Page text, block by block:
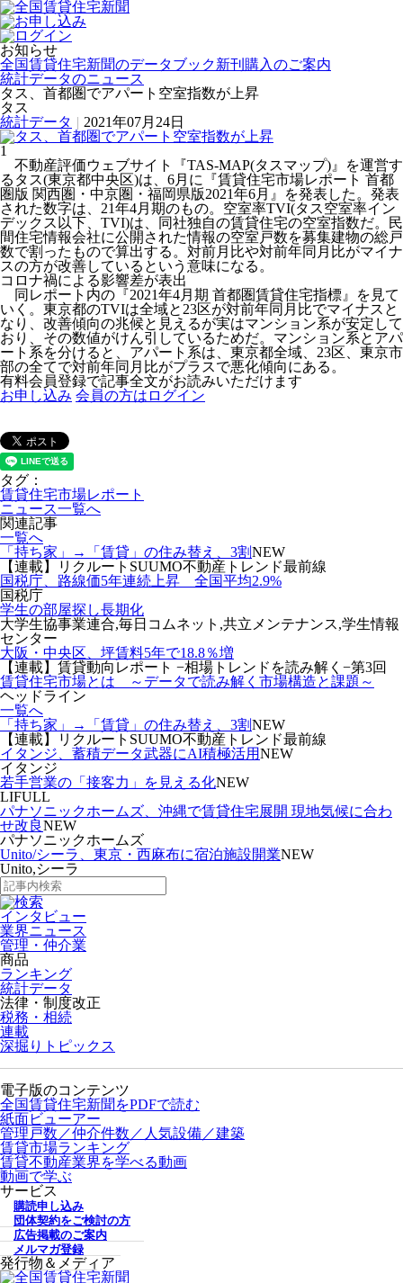
お知らせ
全国賃貸住宅新聞のデータブック新刊購入のご案内
統計データのニュース
タス、首都圏でアパート空室指数が上昇
タス
統計データ | 2021年07月24日
1
不動産評価ウェブサイト『TAS-MAP(タスマップ)』を運営す
るタス(東京都中央区)は、6月に『賃貸住宅市場レポート 首都
圏版 関西圏・中京圏・福岡県版2021年6月』を発表した。発表
された数字は、21年4月期のもの。空室率TVI(タス空室率イン
デックス以下、TVI)は、同社独自の賃貸住宅の空室指数だ。民
間住宅情報会社に公開された情報の空室戸数を募集建物の総戸
数で割ったもので算出する。対前月比や対前年同月比がマイナ
スの方が改善しているという意味になる。
コロナ禍による影響差が表出
同レポート内の『2021年4月期 首都圏賃貸住宅指標』を見て
いく。東京都のTVIは全域と23区が対前年同月比でマイナスと
なり、改善傾向の兆候と見えるが実はマンション系が安定して
おり、その数値がけん引しているためだ。マンション系とアパ
ート系を分けると、アパート系は、東京都全域、23区、東京市
部の全てで対前年同月比がプラスで悪化傾向にある。
有料会員登録で記事全文がお読みいただけます
お申し込み 会員の方はログイン
タグ：
賃貸住宅市場レポート
ニュース一覧へ
関連記事
一覧へ
「持ち家」→「賃貸」の住み替え、3割NEW
【連載】リクルートSUUMO不動産トレンド最前線
国税庁、路線価5年連続上昇 全国平均2.9%
国税庁
学生の部屋探し長期化
大学生協事業連合,毎日コムネット,共立メンテナンス,学生情報
センター
大阪・中央区、坪賃料5年で18.8％増
【連載】賃貸動向レポート −相場トレンドを読み解く−第3回
賃貸住宅市場とは ～データで読み解く市場構造と課題～
ヘッドライン
一覧へ
「持ち家」→「賃貸」の住み替え、3割NEW
【連載】リクルートSUUMO不動産トレンド最前線
イタンジ、蓄積データ武器にAI積極活用NEW
イタンジ
若手営業の「接客力」を見える化NEW
LIFULL
パナソニックホームズ、沖縄で賃貸住宅展開 現地気候に合わ
せ改良NEW
パナソニックホームズ
Unito/シーラ、東京・西麻布に宿泊施設開業NEW
Unito,シーラ
インタビュー
業界ニュース
管理・仲介業
商品
ランキング
統計データ
法律・制度改正
税務・相続
連載
深掘りトピックス
電子版のコンテンツ
全国賃貸住宅新聞をPDFで読む
紙面ビューアー
管理戸数／仲介件数／人気設備／建築
賃貸市場ランキング
賃貸不動産業界を学べる動画
動画で学ぶ
サービス
購読申し込み
団体契約をご検討の方
広告掲載のご案内
メルマガ登録
発行物＆メディア